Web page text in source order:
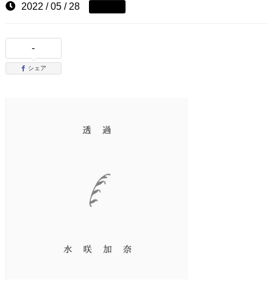
2022 / 05 / 28
-
シェア